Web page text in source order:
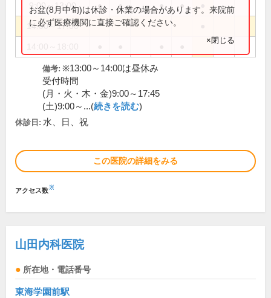
9:00～13:00 ● ● ● ●
14:00～17:00
お盆(8月中旬)は休診・休業の場合があります。来院前
に必ず医療機関に直接ご確認ください。
×閉じる
備考: ※13:00～14:00は昼休み
受付時間
(月・火・木・金)9:00～17:45
(土)9:00～...(続きを読む)
休診日: 水、日、祝
この医院の詳細をみる
アクセス数※
山田内科医院
所在地・電話番号
東海学園前駅